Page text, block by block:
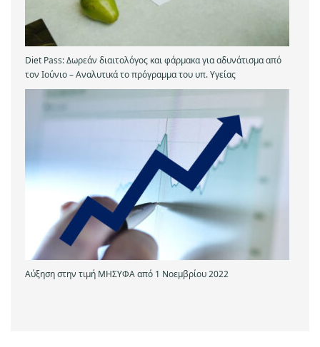
Diet Pass: Δωρεάν διαιτολόγος και φάρμακα για αδυνάτισμα από
τον Ιούνιο – Αναλυτικά το πρόγραμμα του υπ. Υγείας
Αύξηση στην τιμή ΜΗΣΥΦΑ από 1 Νοεμβρίου 2022